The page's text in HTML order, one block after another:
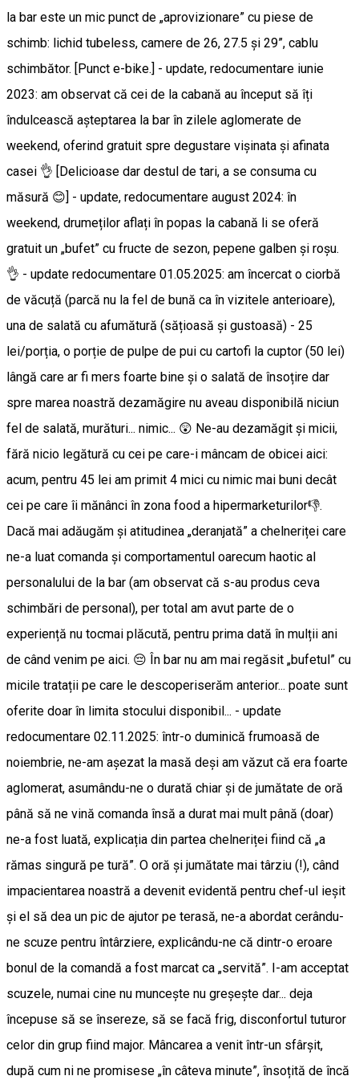
la bar este un mic punct de „aprovizionare” cu piese de
schimb: lichid tubeless, camere de 26, 27.5 și 29”, cablu
schimbător. [Punct e-bike.] - update, redocumentare iunie
2023: am observat că cei de la cabană au început să îți
îndulcească așteptarea la bar în zilele aglomerate de
weekend, oferind gratuit spre degustare vișinata și afinata
casei 👌 [Delicioase dar destul de tari, a se consuma cu
măsură 😊] - update, redocumentare august 2024: în
weekend, drumeților aflați în popas la cabană li se oferă
gratuit un „bufet” cu fructe de sezon, pepene galben și roșu.
👌 - update redocumentare 01.05.2025: am încercat o ciorbă
de văcuță (parcă nu la fel de bună ca în vizitele anterioare),
una de salată cu afumătură (sățioasă și gustoasă) - 25
lei/porția, o porție de pulpe de pui cu cartofi la cuptor (50 lei)
lângă care ar fi mers foarte bine și o salată de însoțire dar
spre marea noastră dezamăgire nu aveau disponibilă niciun
fel de salată, murături... nimic... 😲 Ne-au dezamăgit și micii,
fără nicio legătură cu cei pe care-i mâncam de obicei aici:
acum, pentru 45 lei am primit 4 mici cu nimic mai buni decât
cei pe care îi mănânci în zona food a hipermarketurilor👎.
Dacă mai adăugăm și atitudinea „deranjată” a chelneriței care
ne-a luat comanda și comportamentul oarecum haotic al
personalului de la bar (am observat că s-au produs ceva
schimbări de personal), per total am avut parte de o
experiență nu tocmai plăcută, pentru prima dată în mulții ani
de când venim pe aici. 😔 În bar nu am mai regăsit „bufetul” cu
micile tratații pe care le descoperiserăm anterior... poate sunt
oferite doar în limita stocului disponibil... - update
redocumentare 02.11.2025: într-o duminică frumoasă de
noiembrie, ne-am așezat la masă deși am văzut că era foarte
aglomerat, asumându-ne o durată chiar și de jumătate de oră
până să ne vină comanda însă a durat mai mult până (doar)
ne-a fost luată, explicația din partea chelneriței fiind că „a
rămas singură pe tură”. O oră și jumătate mai târziu (!), când
impacientarea noastră a devenit evidentă pentru chef-ul ieșit
și el să dea un pic de ajutor pe terasă, ne-a abordat cerându-
ne scuze pentru întârziere, explicându-ne că dintr-o eroare
bonul de la comandă a fost marcat ca „servită”. I-am acceptat
scuzele, numai cine nu muncește nu greșește dar... deja
începuse să se însereze, să se facă frig, disconfortul tuturor
celor din grup fiind major. Mâncarea a venit într-un sfârșit,
după cum ni ne promisese „în câteva minute”, însoțită de încă